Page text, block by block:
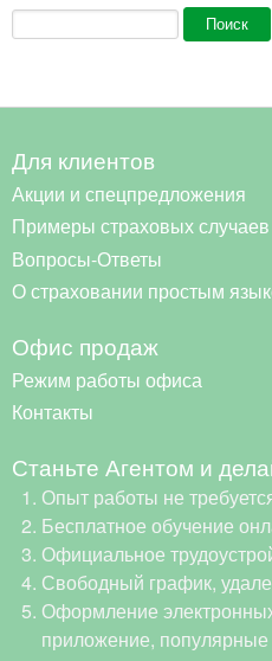
Форма поиска
Поиск
Для клиентов
Акции и спецпредложения
Примеры страховых случаев
Вопросы-Ответы
О страховании простым
Офис продаж
Режим работы офиса
Контакты
Станьте Агентом и
Опыт работы не
Бесплатное обучение
Официальное
Свободный график,
Оформление
приложение,